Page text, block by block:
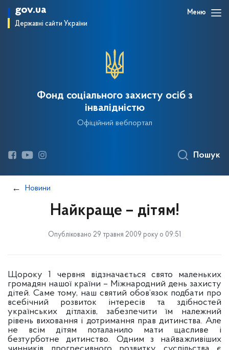
gov.ua
Державні сайти України
Меню
Фонд соціального захисту осіб з
інвалідністю
Офіційний вебпортал
Пошук
Новини
Найкраще – дітям!
Опубліковано 29 травня 2009 року о 09:51
Щороку 1 червня відзначається свято маленьких
громадян нашої країни – Міжнародний день захисту
дітей. Саме тому, наш святий обов’язок подбати про
всебічний розвиток інтересів та здібностей
українських дітлахів, забезпечити їм належний
рівень виховання і дотримання прав дитинства. Але
не всім дітям поталанило мати щасливе і
безтурботне дитинство. Одним з найважливіших